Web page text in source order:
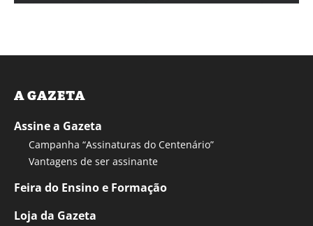
A GAZETA
Assine a Gazeta
Campanha “Assinaturas do Centenário”
Vantagens de ser assinante
Feira do Ensino e Formação
Loja da Gazeta